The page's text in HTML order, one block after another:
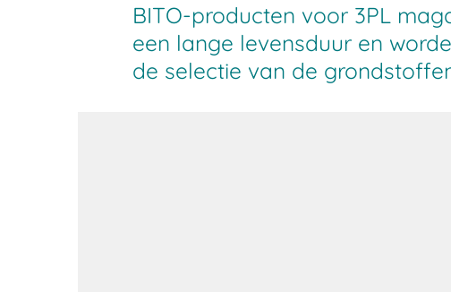
BITO-producten voor 3PL
een lange levensduur en
de selectie van de